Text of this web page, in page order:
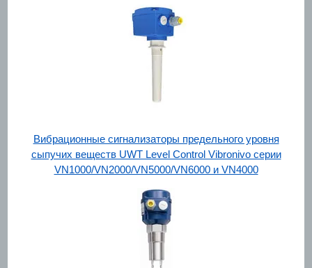
Вибрационные сигнализаторы предельного уровня
сыпучих веществ UWT Level Control Vibronivo серии
VN1000/VN2000/VN5000/VN6000 и VN4000